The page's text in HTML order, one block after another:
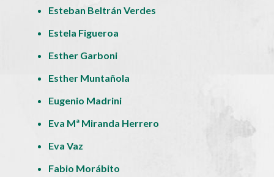
Esteban Beltrán Verdes
Estela Figueroa
Esther Garboni
Esther Muntañola
Eugenio Madrini
Eva Mª Miranda Herrero
Eva Vaz
Fabio Morábito